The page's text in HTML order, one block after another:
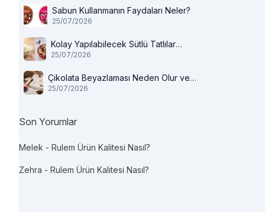
Sabun Kullanmanın Faydaları Neler?
25/07/2026
Kolay Yapılabilecek Sütlü Tatlılar
Nelerdir?
25/07/2026
Çikolata Beyazlaması Neden Olur ve
Tüketilir mi?
25/07/2026
Son Yorumlar
Melek - Rulem Ürün Kalitesi Nasıl?
Zehra - Rulem Ürün Kalitesi Nasıl?